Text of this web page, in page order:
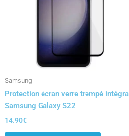
Samsung
Protection écran verre trempé intégral
Samsung Galaxy S22
14.90€